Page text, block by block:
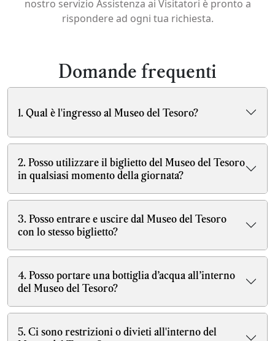
nostro servizio Assistenza ai Visitatori è pronto a
rispondere ad ogni tua richiesta.
Domande frequenti
1. Qual è l'ingresso al Museo del Tesoro?
2. Posso utilizzare il biglietto del Museo del Tesoro
in qualsiasi momento della giornata?
3. Posso entrare e uscire dal Museo del Tesoro
con lo stesso biglietto?
4. Posso portare una bottiglia d’acqua all’interno
del Museo del Tesoro?
5. Ci sono restrizioni o divieti all'interno del